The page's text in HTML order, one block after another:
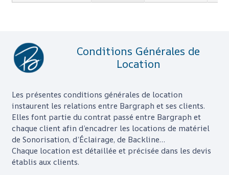
Conditions Générales de
Location
Les présentes conditions générales de location
instaurent les relations entre Bargraphet ses clients.
Elles font partie du contrat passé entre Bargraphet
chaque client afin d’encadrer les locations de matériel
de Sonorisation, d’Éclairage, de Backline…
Chaque location est détaillée et précisée dans les devis
établis aux clients.